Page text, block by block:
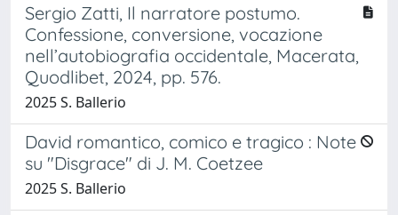
Sergio Zatti, Il narratore postumo.
Confessione, conversione, vocazione
nell’autobiografia occidentale, Macerata,
Quodlibet, 2024, pp. 576.
2025 S. Ballerio
David romantico, comico e tragico : Note
su "Disgrace" di J. M. Coetzee
2025 S. Ballerio